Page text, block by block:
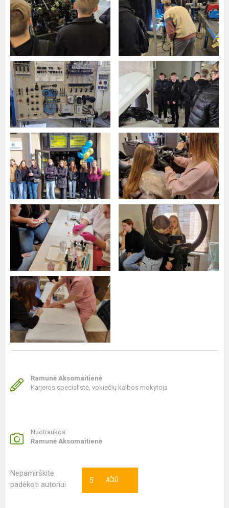
Ramunė Aksomaitienė
Karjeros specialistė, vokiečių kalbos mokytoja
Nuotraukos:
Ramunė Aksomaitienė
Nepamirškite
padėkoti autoriui
AČIŪ
5